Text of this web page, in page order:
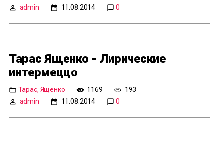
admin
11.08.2014 0
Тарас Ященко - Лирические
интермеццо
Тарас, Ященко 1169
193
admin
11.08.2014 0